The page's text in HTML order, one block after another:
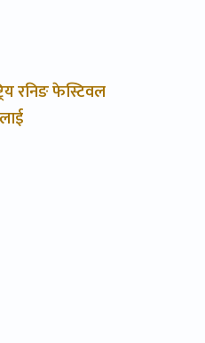
रनिङ फेस्टिवल